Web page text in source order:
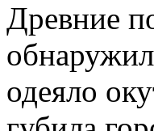
Древние
одеяло